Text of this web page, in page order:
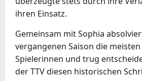
ihren Einsatz.
Gemeinsam mit Sophia
vergangenen Saison die
Spielerinnen und trug
der TTV diesen historischen